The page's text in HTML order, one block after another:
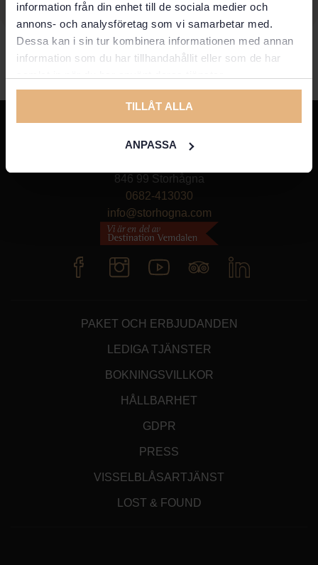
information från din enhet till de sociala medier och
annons- och analysföretag som vi samarbetar med.
Dessa kan i sin tur kombinera informationen med annan
information som du har tillhandahållit eller som de har
TILLÅT ALLA
ANPASSA
846 99 Storhågna
0682-413030
info@storhogna.com
PAKET OCH ERBJUDANDEN
LEDIGA TJÄNSTER
BOKNINGSVILLKOR
HÅLLBARHET
GDPR
PRESS
VISSELBLÅSARTJÄNST
LOST & FOUND